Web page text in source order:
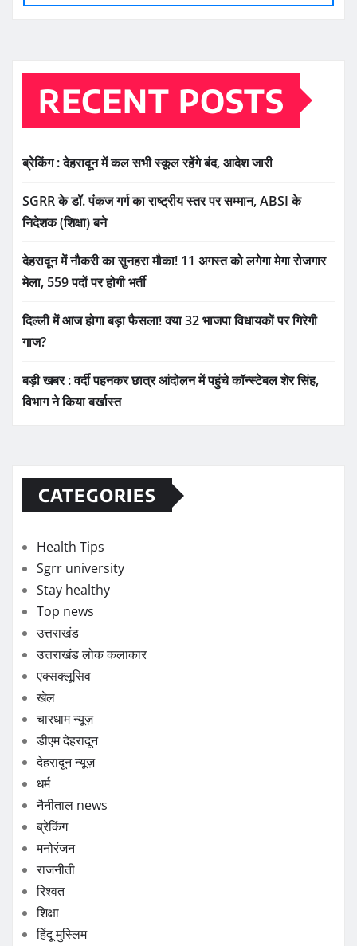
RECENT POSTS
ब्रेकिंग : देहरादून में कल सभी स्कूल रहेंगे बंद, आदेश जारी
SGRR के डॉ. पंकज गर्ग का राष्ट्रीय स्तर पर सम्मान, ABSI के
निदेशक (शिक्षा) बने
देहरादून में नौकरी का सुनहरा मौका! 11 अगस्त को लगेगा मेगा रोजगार
मेला, 559 पदों पर होगी भर्ती
दिल्ली में आज होगा बड़ा फैसला! क्या 32 भाजपा विधायकों पर गिरेगी
गाज?
बड़ी खबर : वर्दी पहनकर छात्र आंदोलन में पहुंचे कॉन्स्टेबल शेर सिंह,
विभाग ने किया बर्खास्त
CATEGORIES
Health Tips
Sgrr university
Stay healthy
Top news
उत्तराखंड
उत्तराखंड लोक कलाकार
एक्सक्लूसिव
खेल
चारधाम न्यूज़
डीएम देहरादून
देहरादून न्यूज़
धर्म
नैनीताल news
ब्रेकिंग
मनोरंजन
राजनीती
रिश्वत
शिक्षा
हिंदू मुस्लिम